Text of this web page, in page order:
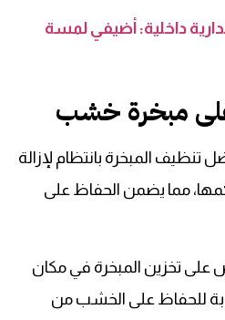
داخلية: أضيفي لمسة
مبخرة خشب
تنظيف المبخرة بانتظام لإزالة
مما يضمن الحفاظ على
على تخزين المبخرة في مكان
للحفاظ على الخشب من